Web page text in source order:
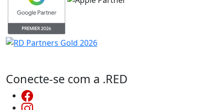
Conecte-se com a .RED